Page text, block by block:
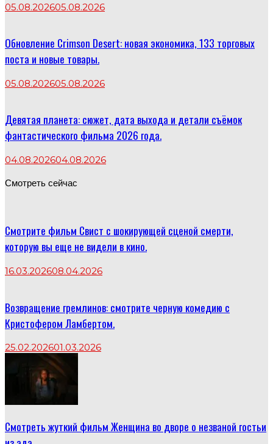
05.08.202605.08.2026
Обновление Crimson Desert: новая экономика, 133 торговых
поста и новые товары.
05.08.202605.08.2026
Девятая планета: сюжет, дата выхода и детали съёмок
фантастического фильма 2026 года.
04.08.202604.08.2026
Смотреть сейчас
Смотрите фильм Свист с шокирующей сценой смерти,
которую вы еще не видели в кино.
16.03.202608.04.2026
Возвращение гремлинов: смотрите черную комедию с
Кристофером Ламбертом.
25.02.202601.03.2026
Смотреть жуткий фильм Женщина во дворе о незваной гостьи